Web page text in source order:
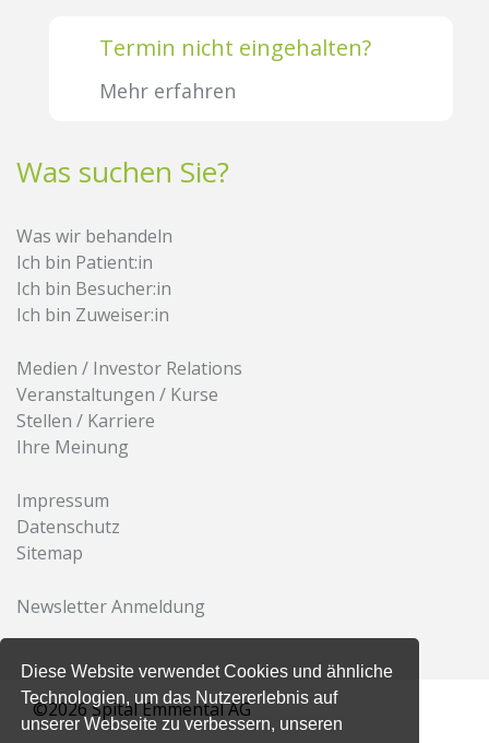
Diese Website verwendet Cookies und ähnliche
Technologien, um das Nutzererlebnis auf
unserer Webseite zu verbessern, unseren
Termin nicht eingehalten?
Mehr erfahren
Was suchen Sie?
Was wir behandeln
Ich bin Patient:in
Ich bin Besucher:in
Ich bin Zuweiser:in
Medien / Investor Relations
Veranstaltungen / Kurse
Stellen / Karriere
Ihre Meinung
Impressum
Datenschutz
Sitemap
Newsletter Anmeldung
©2026 Spital Emmental AG